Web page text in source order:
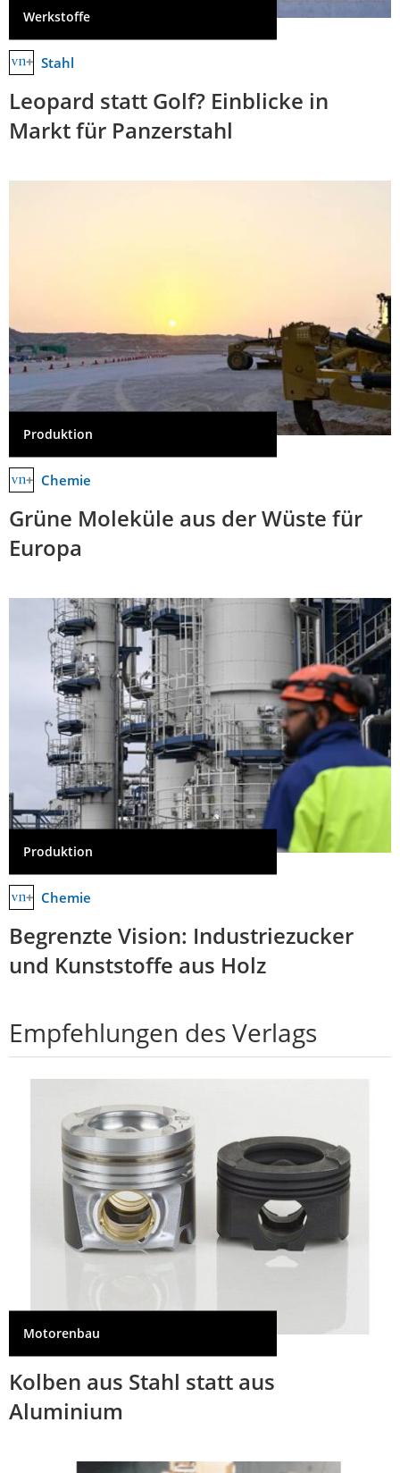
Werkstoffe
Stahl
Leopard statt Golf? Einblicke in
Markt für Panzerstahl
Produktion
Chemie
Grüne Moleküle aus der Wüste für
Europa
Produktion
Chemie
Begrenzte Vision: Industriezucker
und Kunststoffe aus Holz
Empfehlungen des Verlags
Motorenbau
Kolben aus Stahl statt aus
Aluminium